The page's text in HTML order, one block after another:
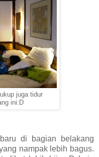
juga tidur
ini:D
di bagian belakang
nampak lebih bagus.